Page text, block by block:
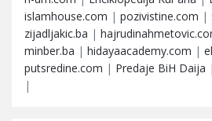
islamhouse.com | pozivistine.com |
zijadljakic.ba |
minber.ba | hidayaacademy.com |
putsredine.com | Predaje BiH Daija |
|